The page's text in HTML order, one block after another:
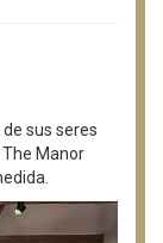
sus seres
Manor